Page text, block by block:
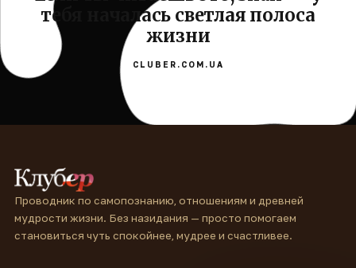
тебя началась светлая полоса
жизни
CLUBER.COM.UA
Проводник по самопознанию, отношениям и древней
мудрости жизни. Без назидания — просто помогаем
становиться чуть спокойнее, мудрее и счастливее.